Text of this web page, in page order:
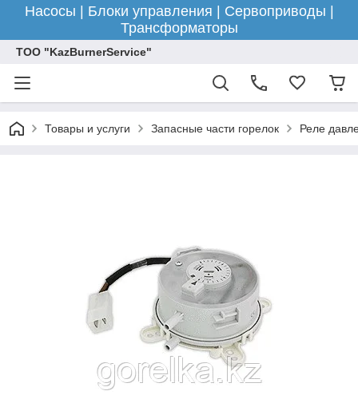
Насосы | Блоки управления | Сервоприводы |
Трансформаторы
ТОО "KazBurnerService"
Товары и услуги Запасные части горелок Реле